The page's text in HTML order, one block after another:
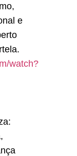
e
watch?